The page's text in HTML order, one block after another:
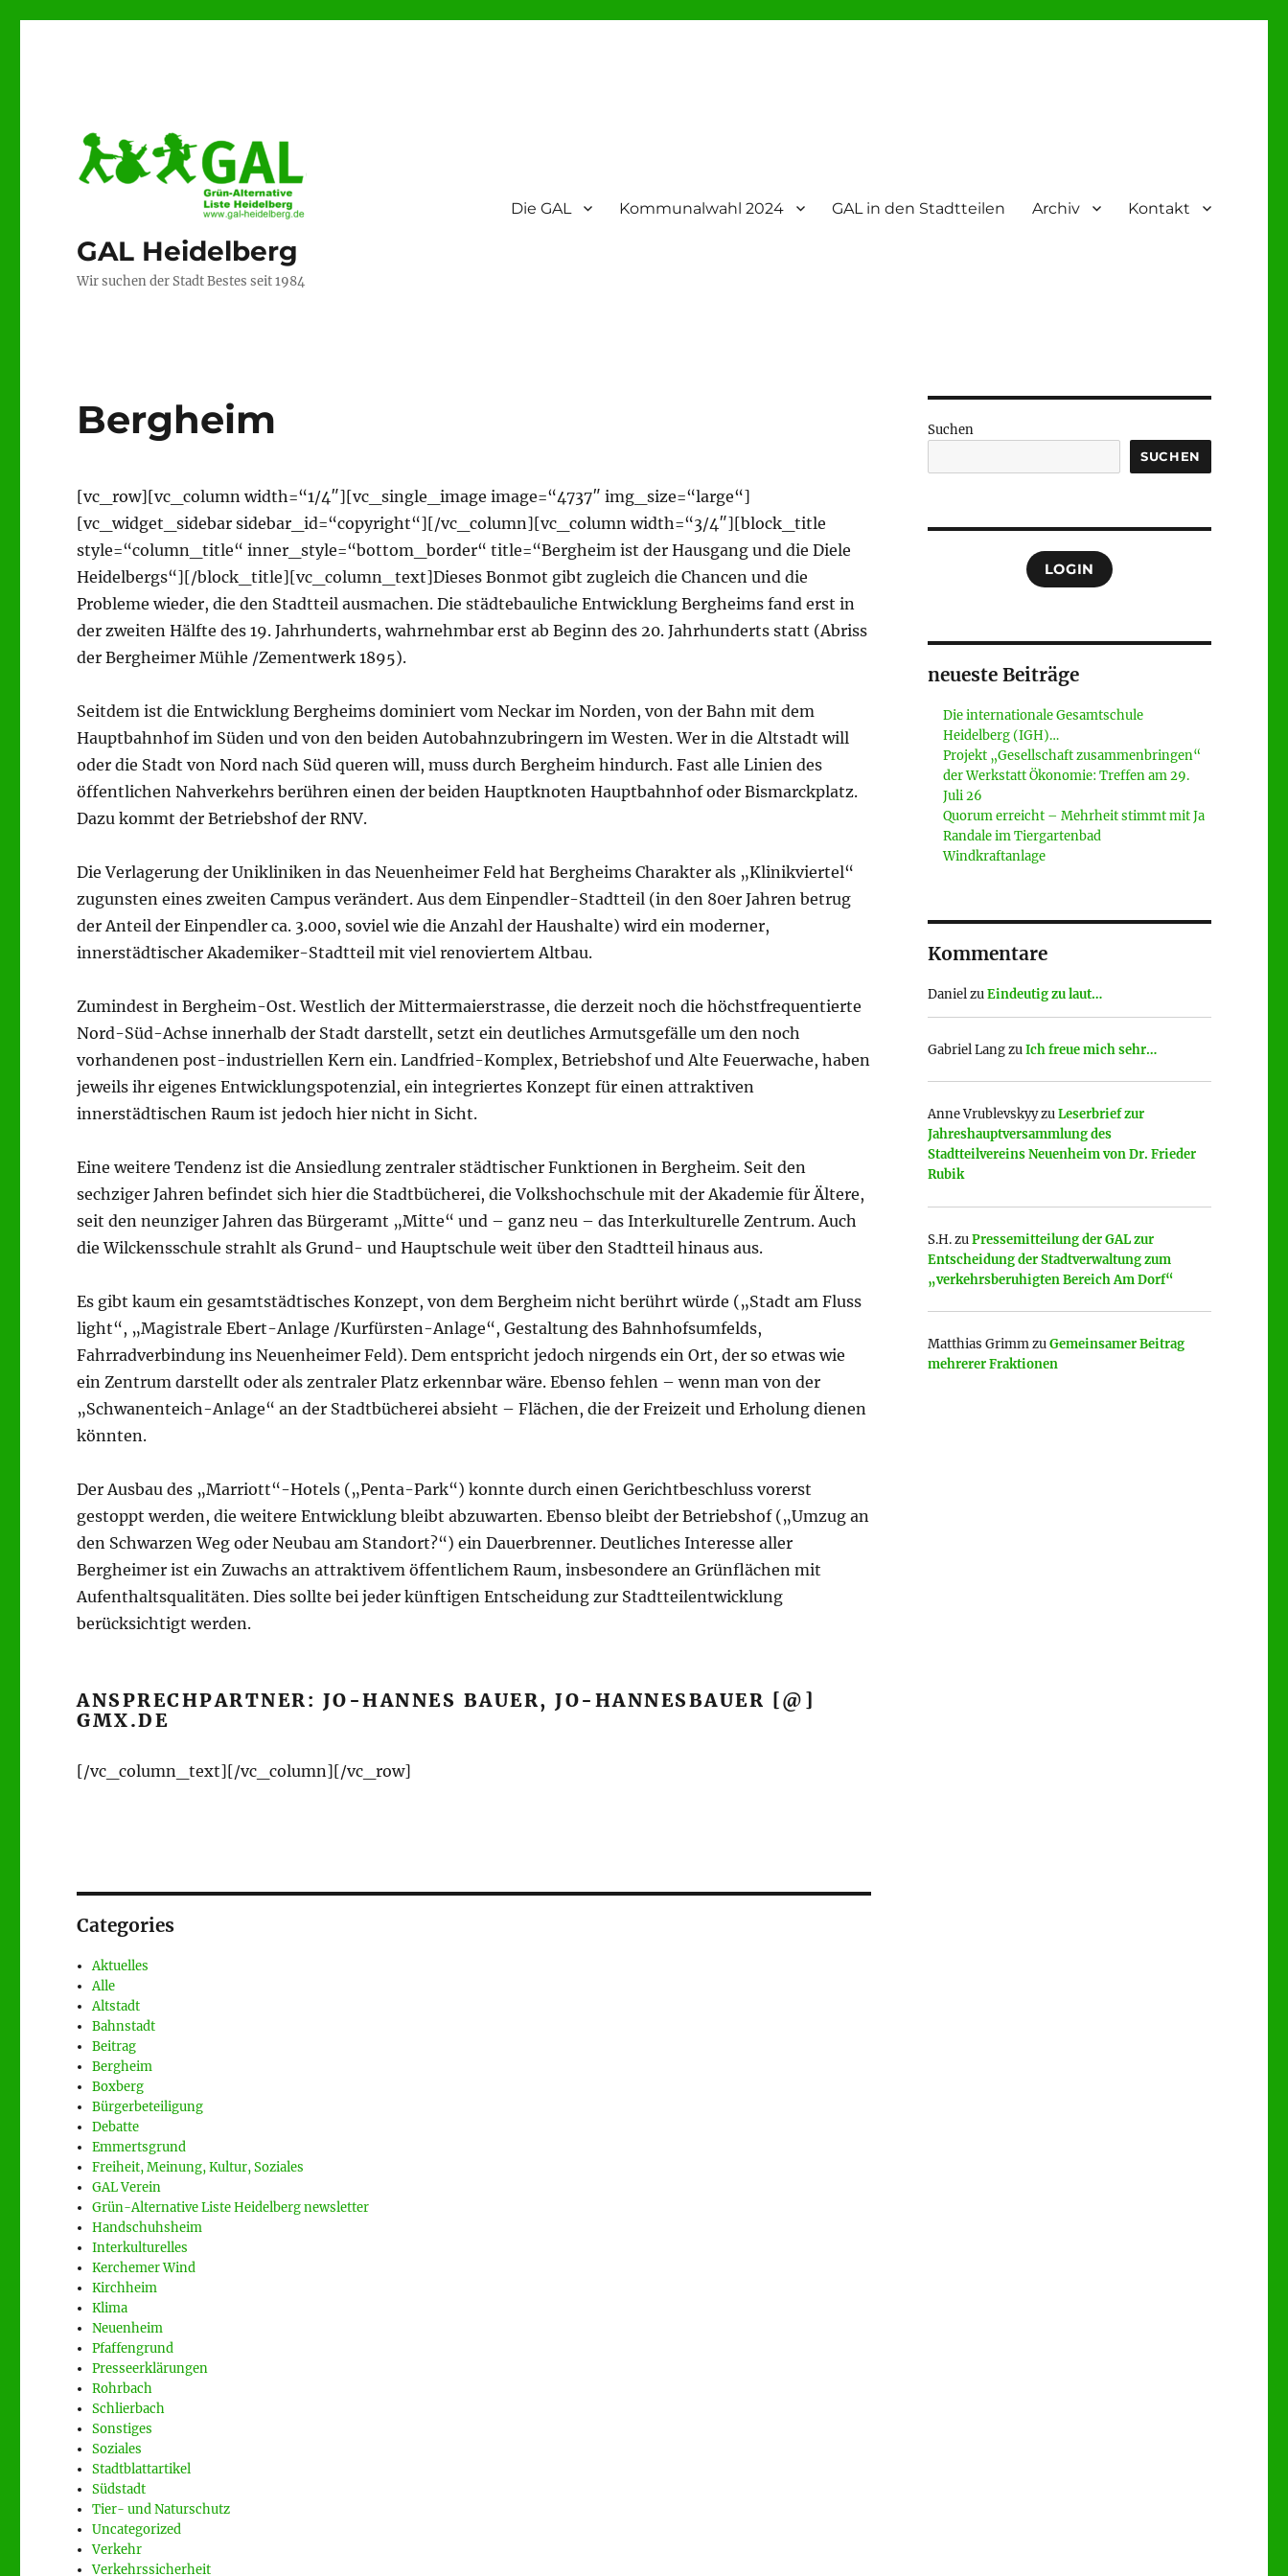
GAL Heidelberg
Wir suchen der Stadt Bestes seit 1984
Die GAL Kommunalwahl 2024 GAL in den Stadtteilen Archiv Kontakt
Bergheim
[vc_row][vc_column width=“1/4″][vc_single_image image=“4737″ img_size=“large“]
[vc_widget_sidebar sidebar_id=“copyright“][/vc_column][vc_column width=“3/4″][block_title
style=“column_title“ inner_style=“bottom_border“ title=“Bergheim ist der Hausgang und die Diele
Heidelbergs“][/block_title][vc_column_text]Dieses Bonmot gibt zugleich die Chancen und die
Probleme wieder, die den Stadtteil ausmachen. Die städtebauliche Entwicklung Bergheims fand erst in
der zweiten Hälfte des 19. Jahrhunderts, wahrnehmbar erst ab Beginn des 20. Jahrhunderts statt (Abriss
der Bergheimer Mühle /Zementwerk 1895).
Seitdem ist die Entwicklung Bergheims dominiert vom Neckar im Norden, von der Bahn mit dem
Hauptbahnhof im Süden und von den beiden Autobahnzubringern im Westen. Wer in die Altstadt will
oder die Stadt von Nord nach Süd queren will, muss durch Bergheim hindurch. Fast alle Linien des
öffentlichen Nahverkehrs berühren einen der beiden Hauptknoten Hauptbahnhof oder Bismarckplatz.
Dazu kommt der Betriebshof der RNV.
Die Verlagerung der Unikliniken in das Neuenheimer Feld hat Bergheims Charakter als „Klinikviertel“
zugunsten eines zweiten Campus verändert. Aus dem Einpendler-Stadtteil (in den 80er Jahren betrug
der Anteil der Einpendler ca. 3.000, soviel wie die Anzahl der Haushalte) wird ein moderner,
innerstädtischer Akademiker-Stadtteil mit viel renoviertem Altbau.
Zumindest in Bergheim-Ost. Westlich der Mittermaierstrasse, die derzeit noch die höchstfrequentierte
Nord-Süd-Achse innerhalb der Stadt darstellt, setzt ein deutliches Armutsgefälle um den noch
vorhandenen post-industriellen Kern ein. Landfried-Komplex, Betriebshof und Alte Feuerwache, haben
jeweils ihr eigenes Entwicklungspotenzial, ein integriertes Konzept für einen attraktiven
innerstädtischen Raum ist jedoch hier nicht in Sicht.
Eine weitere Tendenz ist die Ansiedlung zentraler städtischer Funktionen in Bergheim. Seit den
sechziger Jahren befindet sich hier die Stadtbücherei, die Volkshochschule mit der Akademie für Ältere,
seit den neunziger Jahren das Bürgeramt „Mitte“ und – ganz neu – das Interkulturelle Zentrum. Auch
die Wilckensschule strahlt als Grund- und Hauptschule weit über den Stadtteil hinaus aus.
Es gibt kaum ein gesamtstädtisches Konzept, von dem Bergheim nicht berührt würde („Stadt am Fluss
light“, „Magistrale Ebert-Anlage /Kurfürsten-Anlage“, Gestaltung des Bahnhofsumfelds,
Fahrradverbindung ins Neuenheimer Feld). Dem entspricht jedoch nirgends ein Ort, der so etwas wie
ein Zentrum darstellt oder als zentraler Platz erkennbar wäre. Ebenso fehlen – wenn man von der
„Schwanenteich-Anlage“ an der Stadtbücherei absieht – Flächen, die der Freizeit und Erholung dienen
könnten.
Der Ausbau des „Marriott“-Hotels („Penta-Park“) konnte durch einen Gerichtbeschluss vorerst
gestoppt werden, die weitere Entwicklung bleibt abzuwarten. Ebenso bleibt der Betriebshof („Umzug an
den Schwarzen Weg oder Neubau am Standort?“) ein Dauerbrenner. Deutliches Interesse aller
Bergheimer ist ein Zuwachs an attraktivem öffentlichem Raum, insbesondere an Grünflächen mit
Aufenthaltsqualitäten. Dies sollte bei jeder künftigen Entscheidung zur Stadtteilentwicklung
berücksichtigt werden.
ANSPRECHPARTNER: JO-HANNES BAUER, JO-HANNESBAUER [@]
GMX.DE
[/vc_column_text][/vc_column][/vc_row]
Categories
Aktuelles
Alle
Altstadt
Bahnstadt
Beitrag
Bergheim
Boxberg
Bürgerbeteiligung
Debatte
Emmertsgrund
Freiheit, Meinung, Kultur, Soziales
GAL Verein
Grün-Alternative Liste Heidelberg newsletter
Handschuhsheim
Interkulturelles
Kerchemer Wind
Kirchheim
Klima
Neuenheim
Pfaffengrund
Presseerklärungen
Rohrbach
Schlierbach
Sonstiges
Soziales
Stadtblattartikel
Südstadt
Tier- und Naturschutz
Uncategorized
Verkehr
Verkehrssicherheit
Suchen
SUCHEN
LOGIN
neueste Beiträge
Die internationale Gesamtschule
Heidelberg (IGH)…
Projekt „Gesellschaft zusammenbringen“
der Werkstatt Ökonomie: Treffen am 29.
Juli 26
Quorum erreicht – Mehrheit stimmt mit Ja
Randale im Tiergartenbad
Windkraftanlage
Kommentare
DanielzuEindeutig zu laut…
Gabriel LangzuIch freue mich sehr…
Anne VrublevskyyzuLeserbrief zur
Jahreshauptversammlung des
Stadtteilvereins Neuenheim von Dr. Frieder
Rubik
S.H.zuPressemitteilung der GAL zur
Entscheidung der Stadtverwaltung zum
„verkehrsberuhigten Bereich Am Dorf“
Matthias GrimmzuGemeinsamer Beitrag
mehrerer Fraktionen